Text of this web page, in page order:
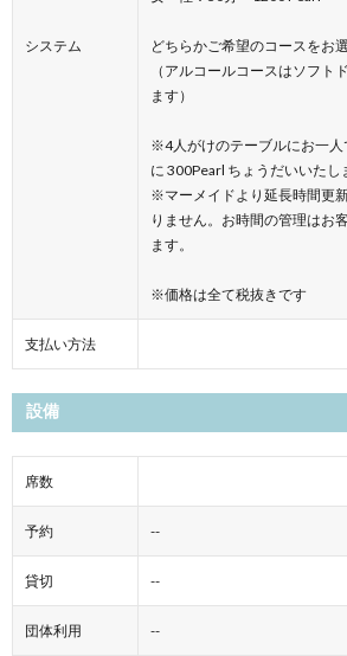
システム
どちらかご希望のコースをお
（アルコールコースはソフト
ます）
※4人がけのテーブルにお一人
に 300Pearl ちょうだいいたし
※マーメイドより延長時間更
りません。お時間の管理はお
ます。
※価格は全て税抜きです
支払い方法
設備
席数
予約 --
貸切 --
団体利用 --